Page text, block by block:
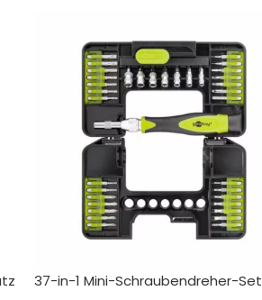
37-in-1 Mini-Schraubendreher-Set